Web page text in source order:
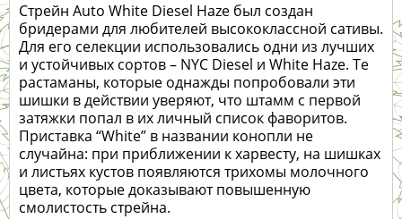
Стрейн Auto White Diesel Haze был создан
бридерами для любителей высококлассной сативы.
Для его селекции использовались одни из лучших
и устойчивых сортов – NYC Diesel и White Haze. Те
растаманы, которые однажды попробовали эти
шишки в действии уверяют, что штамм с первой
затяжки попал в их личный список фаворитов.
Приставка “White” в названии конопли не
случайна: при приближении к харвесту, на шишках
и листьях кустов появляются трихомы молочного
цвета, которые доказывают повышенную
смолистость стрейна.